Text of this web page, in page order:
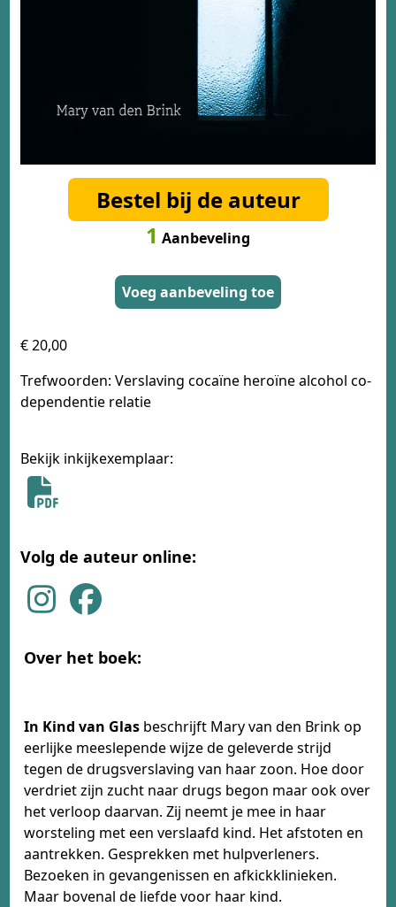
Bestel bij de auteur
1 Aanbeveling
Voeg aanbeveling toe
€ 20,00
Trefwoorden: Verslaving cocaïne heroïne alcohol co-
dependentie relatie
Bekijk inkijkexemplaar:
Volg de auteur online:
Over het boek:
In Kind van Glas beschrijft Mary van den Brink op
eerlijke meeslepende wijze de geleverde strijd
tegen de drugsverslaving van haar zoon. Hoe door
verdriet zijn zucht naar drugs begon maar ook over
het verloop daarvan. Zij neemt je mee in haar
worsteling met een verslaafd kind. Het afstoten en
aantrekken. Gesprekken met hulpverleners.
Bezoeken in gevangenissen en afkickklinieken.
Maar bovenal de liefde voor haar kind.